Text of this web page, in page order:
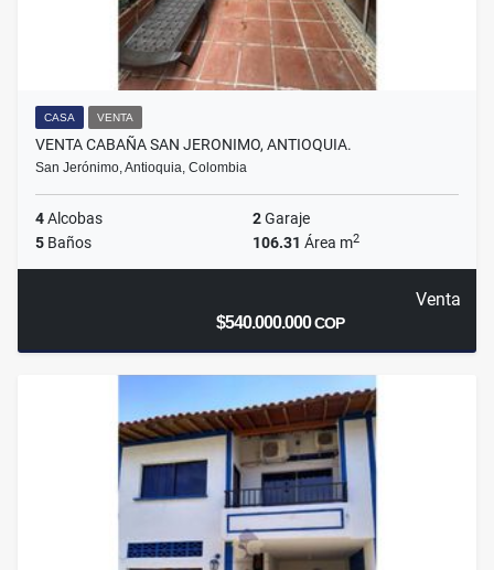
CASA VENTA
VENTA CABAÑA SAN JERONIMO, ANTIOQUIA.
San Jerónimo, Antioquia, Colombia
4Alcobas 2Garaje
5 Baños 106.31 Área m2
Venta
$540.000.000COP